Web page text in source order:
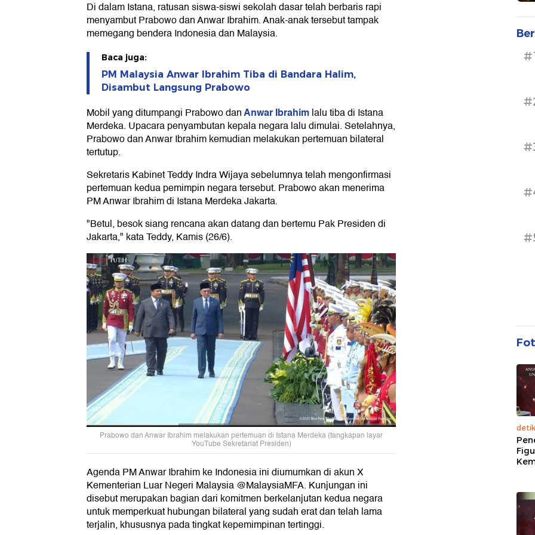
Di dalam Istana, ratusan siswa-siswi sekolah dasar telah berbaris rapi
menyambut Prabowo dan Anwar Ibrahim. Anak-anak tersebut tampak
memegang bendera Indonesia dan Malaysia.
Baca juga:
PM Malaysia Anwar Ibrahim Tiba di Bandara Halim,
Disambut Langsung Prabowo
Mobil yang ditumpangi Prabowo danAnwar Ibrahimlalu tiba di Istana
Merdeka. Upacara penyambutan kepala negara lalu dimulai. Setelahnya,
Prabowo dan Anwar Ibrahim kemudian melakukan pertemuan bilateral
tertutup.
Sekretaris Kabinet Teddy Indra Wijaya sebelumnya telah mengonfirmasi
pertemuan kedua pemimpin negara tersebut. Prabowo akan menerima
PM Anwar Ibrahim di Istana Merdeka Jakarta.
"Betul, besok siang rencana akan datang dan bertemu Pak Presiden di
Jakarta," kata Teddy, Kamis (26/6).
Prabowo dan Anwar Ibrahim melakukan pertemuan di Istana Merdeka (tangkapan layar
YouTube Sekretariat Presiden)
Agenda PM Anwar Ibrahim ke Indonesia ini diumumkan di akun X
Kementerian Luar Negeri Malaysia @MalaysiaMFA. Kunjungan ini
disebut merupakan bagian dari komitmen berkelanjutan kedua negara
untuk memperkuat hubungan bilateral yang sudah erat dan telah lama
terjalin, khususnya pada tingkat kepemimpinan tertinggi.